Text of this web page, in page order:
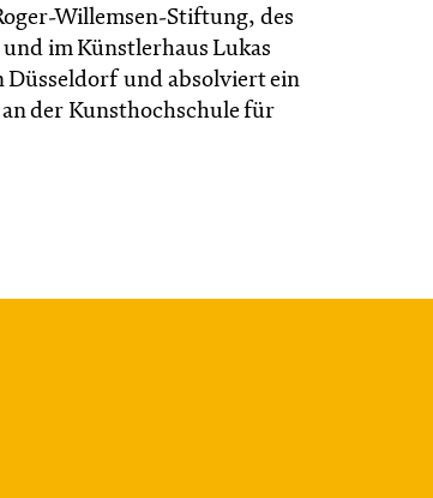
Willemsen-Stiftung, des
im Künstlerhaus Lukas
und absolviert ein
der Kunsthochschule für